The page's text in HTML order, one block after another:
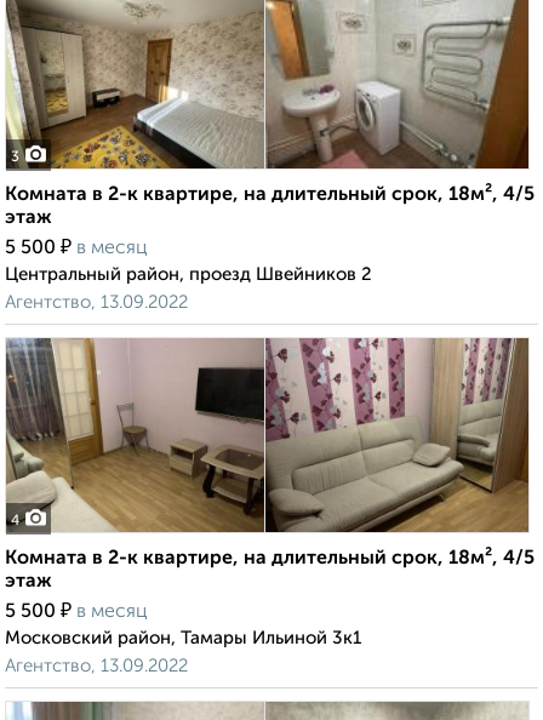
3
Комната в 2-к квартире, на длительный срок, 18м², 4/5
этаж
5 500 ₽ в месяц
Центральный район, проезд Швейников 2
Агентство, 13.09.2022
4
Комната в 2-к квартире, на длительный срок, 18м², 4/5
этаж
5 500 ₽ в месяц
Московский район, Тамары Ильиной 3к1
Агентство, 13.09.2022